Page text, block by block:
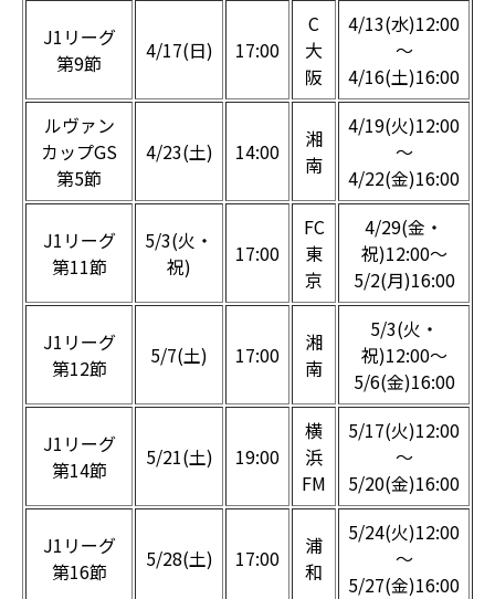
J1リーグ
第9節
4/17(日) 17:00
C
大
阪
4/13(水)12:00
～
4/16(土)16:00
ルヴァン
カップGS
第5節
4/23(土) 14:00
湘
南
4/19(火)12:00
～
4/22(金)16:00
J1リーグ
第11節
5/3(火・
祝)
17:00
FC
東
京
4/29(金・
祝)12:00～
5/2(月)16:00
J1リーグ
第12節
5/7(土) 17:00
湘
南
5/3(火・
祝)12:00～
5/6(金)16:00
J1リーグ
第14節
5/21(土) 19:00
横
浜
FM
5/17(火)12:00
～
5/20(金)16:00
J1リーグ
第16節
5/28(土) 17:00
浦
和
5/24(火)12:00
～
5/27(金)16:00